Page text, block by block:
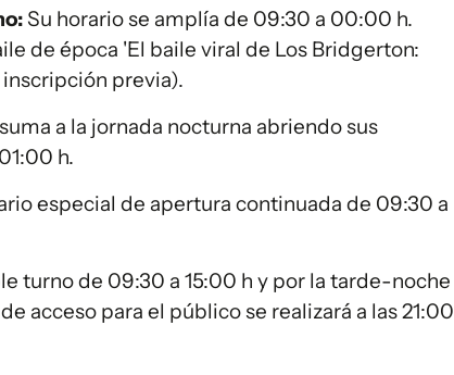
Su horario se amplía de 09:30 a 00:00 h.
de época 'El baile viral de Los Bridgerton:
previa).
a la jornada nocturna abriendo sus
h.
especial de apertura continuada de 09:30 a
turno de 09:30 a 15:00 h y por la tarde-noche
acceso para el público se realizará a las 21:00